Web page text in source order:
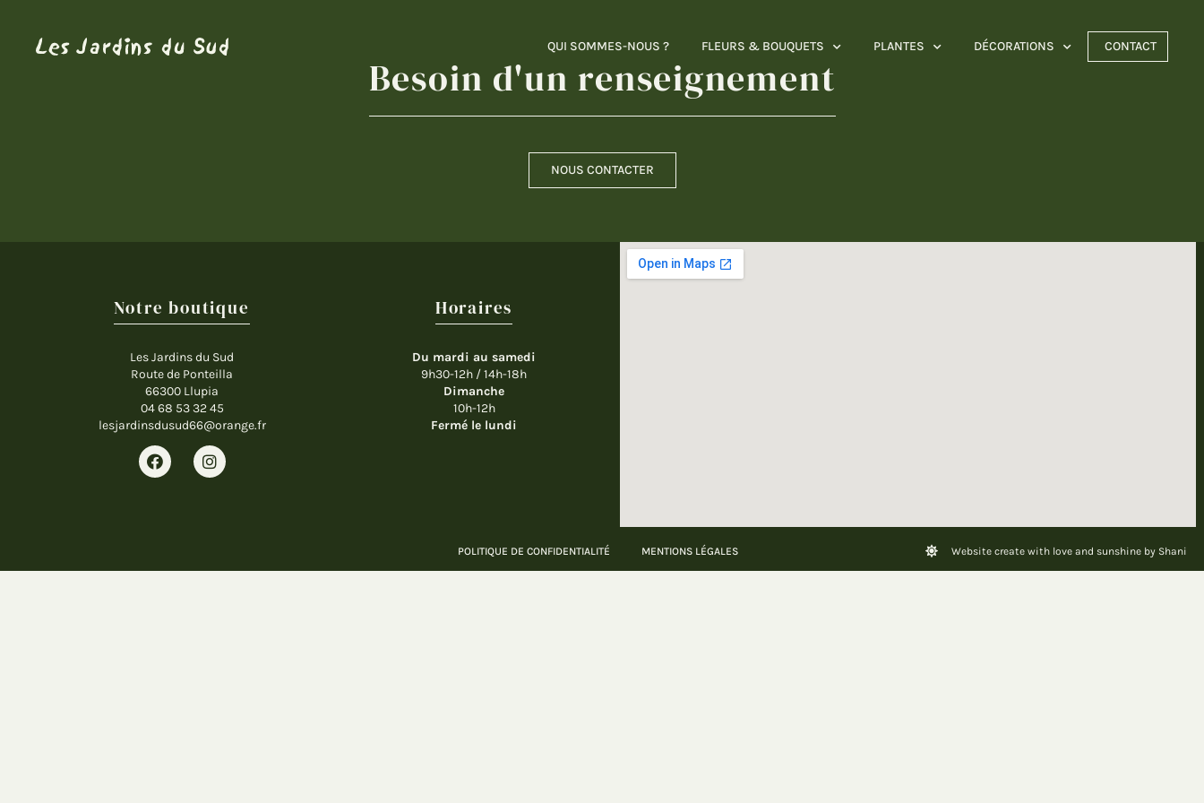
QUI SOMMES-NOUS ? FLEURS & BOUQUETS PLANTES DÉCORATIONS CONTACT
Besoin d'un renseignement
NOUS CONTACTER
Notre boutique
Les Jardins du Sud
Route de Ponteilla
66300 Llupia
04 68 53 32 45
lesjardinsdusud66@orange.fr
Horaires
Du mardi au samedi
9h30-12h / 14h-18h
Dimanche
10h-12h
Fermé le lundi
POLITIQUE DE CONFIDENTIALITÉ MENTIONS LÉGALES Website create with love and sunshine by Shani